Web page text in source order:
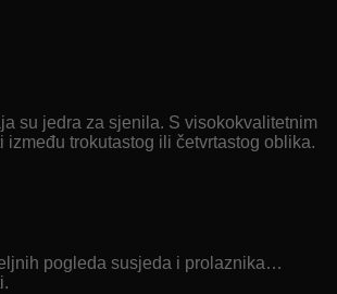
su jedra za sjenila. S visokokvalitetnim
trokutastog ili četvrtastog oblika.
pogleda susjeda i prolaznika…